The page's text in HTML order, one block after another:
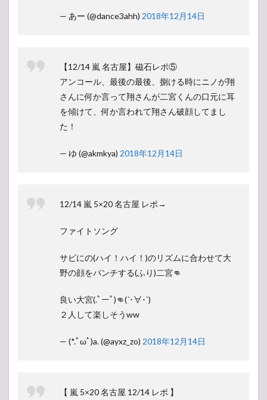
— あー (@dance3ahh) 2018年12月14日
【12/14 嵐 名古屋】磁石レポ⑤
アンコール、最後の最後、捌ける時にニノが翔
さんに何か言って翔さんが二宮くんの口元に耳
を傾けて、何か言われて翔さん破顔してまし
た！
— ゆ (@akmkya) 2018年12月14日
12/14 嵐 5×20 名古屋 レポ→
ファイトソング
サビにの(ハイ！ハイ！)のリズムに合わせて大
野の顔をパンチする(ふり)二宮👊
良い大宮(.ﾟーﾟ)👊(´･∀･`)
２人して楽しそうww
— (*.ﾟωﾟ)a. (@ayxz_zo) 2018年12月14日
【 嵐 5×20 名古屋 12/14 レポ 】